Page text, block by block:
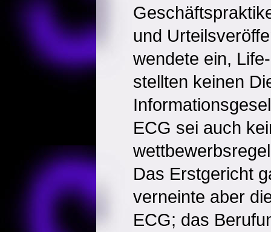
und
wendete ein,
stellten keinen
ECG sei auch
Das Erstgericht
verneinte aber
ECG; das